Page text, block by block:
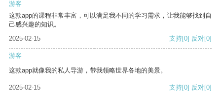
游客
这款app的课程非常丰富，可以满足我不同的学习需求，让我能够找到自
己感兴趣的知识。
2025-02-15
支持[0] 反对[0]
游客
这款app就像我的私人导游，带我领略世界各地的美景。
2025-02-15 支持[0] 反对[0]